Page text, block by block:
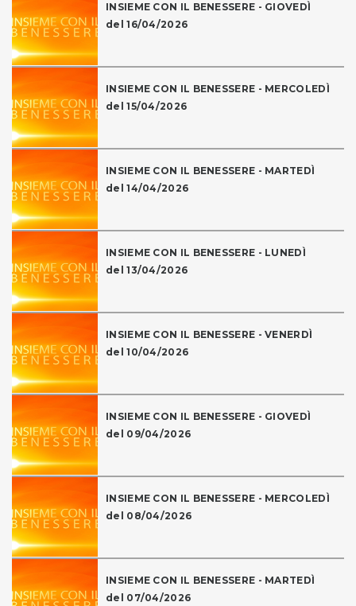
INSIEME CON IL BENESSERE - GIOVEDÌ
del 16/04/2026
INSIEME CON IL BENESSERE - MERCOLEDÌ
del 15/04/2026
INSIEME CON IL BENESSERE - MARTEDÌ
del 14/04/2026
INSIEME CON IL BENESSERE - LUNEDÌ
del 13/04/2026
INSIEME CON IL BENESSERE - VENERDÌ
del 10/04/2026
INSIEME CON IL BENESSERE - GIOVEDÌ
del 09/04/2026
INSIEME CON IL BENESSERE - MERCOLEDÌ
del 08/04/2026
INSIEME CON IL BENESSERE - MARTEDÌ
del 07/04/2026